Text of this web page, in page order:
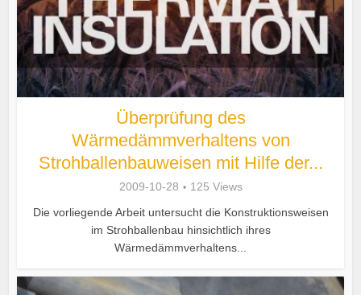
Überprüfung des
Wärmedämmverhaltens von
Strohballenbauweisen mit Hilfe der...
2009-10-28
125 Views
Die vorliegende Arbeit untersucht die Konstruktionsweisen
im Strohballenbau hinsichtlich ihres
Wärmedämmverhaltens...